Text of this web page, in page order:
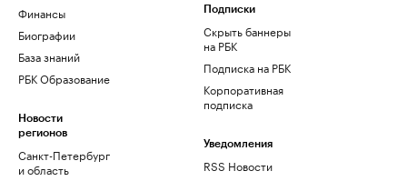
Финансы
Биографии
База знаний
РБК Образование
Новости
регионов
Санкт-Петербург
и область
Подписки
Скрыть баннеры
на РБК
Подписка на РБК
Корпоративная
подписка
Уведомления
RSS Новости